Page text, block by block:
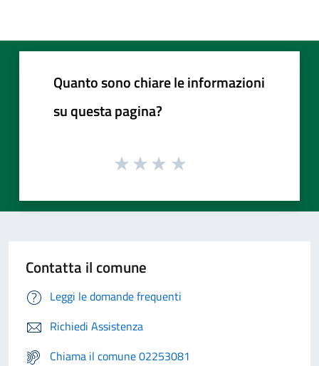
Quanto sono chiare le informazioni
su questa pagina?
Contatta il comune
Leggi le domande frequenti
Richiedi Assistenza
Chiama il comune 02253081